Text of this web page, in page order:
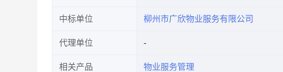
中标单位 柳州市广欣物业服务有限公司
代理单位
相关产品 物业服务管理